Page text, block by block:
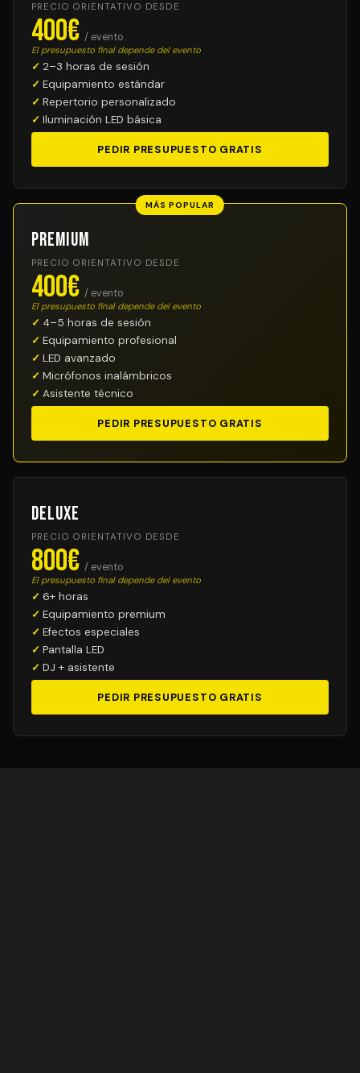
PRECIO ORIENTATIVO DESDE
400€ / evento
El presupuesto final depende del evento
2–3 horas de sesión
Equipamiento estándar
Repertorio personalizado
Iluminación LED básica
PEDIR PRESUPUESTO GRATIS
MÁS POPULAR
Premium
PRECIO ORIENTATIVO DESDE
400€ / evento
El presupuesto final depende del evento
4–5 horas de sesión
Equipamiento profesional
LED avanzado
Micrófonos inalámbricos
Asistente técnico
PEDIR PRESUPUESTO GRATIS
Deluxe
PRECIO ORIENTATIVO DESDE
800€ / evento
El presupuesto final depende del evento
6+ horas
Equipamiento premium
Efectos especiales
Pantalla LED
DJ + asistente
PEDIR PRESUPUESTO GRATIS